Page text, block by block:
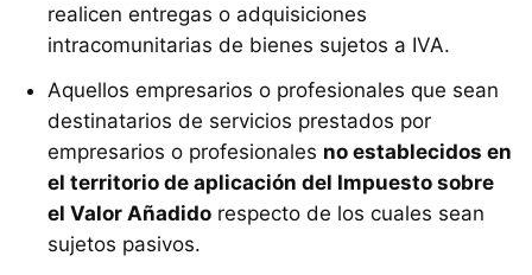
realicen entregas o adquisiciones
intracomunitarias de bienes sujetos a IVA.
Aquellos empresarios o profesionales que sean
destinatarios de servicios prestados por
empresarios o profesionales no establecidos en
el territorio de aplicación del Impuesto sobre
el Valor Añadido respecto de los cuales sean
sujetos pasivos.